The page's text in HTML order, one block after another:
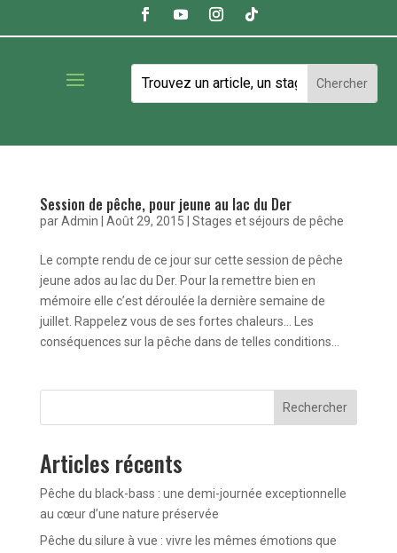
Session de pêche, pour jeune au lac du Der
parAdmin Août 29, 2015 Stages et séjours de pêche
Le compte rendu de ce jour sur cette session de pêche
jeune ados au lac du Der. Pour la remettre bien en
mémoire elle c’est déroulée la dernière semaine de
juillet. Rappelez vous de ses fortes chaleurs… Les
conséquences sur la pêche dans de telles conditions...
Rechercher
Articles récents
Pêche du black-bass : une demi-journée exceptionnelle
au cœur d’une nature préservée
Pêche du silure à vue : vivre les mêmes émotions que